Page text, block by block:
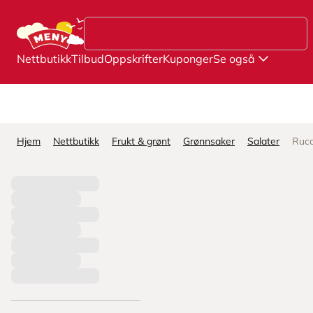
NettbutikkTilbudOppskrifterKupongerSe også
Hjem Nettbutikk Frukt & grønt Grønnsaker Salater